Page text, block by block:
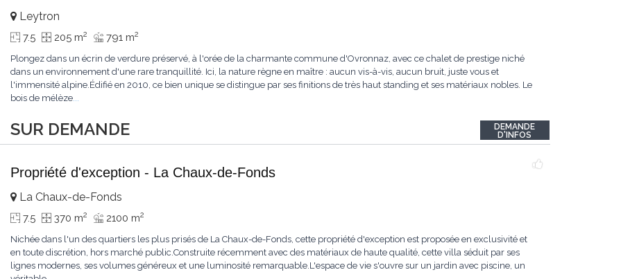
SUR DEMANDE
Leytron
7.5 205 m2 791 m2
Plongez dans un écrin de verdure préservé, à l'orée de la charmante commune d'Ovronnaz, avec ce chalet de prestige niché
dans un environnement d'une rare tranquillité. Ici, la nature règne en maître : aucun vis-à-vis, aucun bruit, juste vous et
l'immensité alpine.Édifié en 2010, ce bien unique se distingue par ses finitions de très haut standing et ses matériaux nobles. Le
bois de mélèze...
DEMANDE
D'INFOS
Propriété d'exception - La Chaux-de-Fonds
La Chaux-de-Fonds
7.5 370 m2 2100 m2
Nichée dans l'un des quartiers les plus prisés de La Chaux-de-Fonds, cette propriété d'exception est proposée en exclusivité et
en toute discrétion, hors marché public.Construite récemment avec des matériaux de haute qualité, cette villa séduit par ses
lignes modernes, ses volumes généreux et une luminosité remarquable.L'espace de vie s'ouvre sur un jardin avec piscine, un